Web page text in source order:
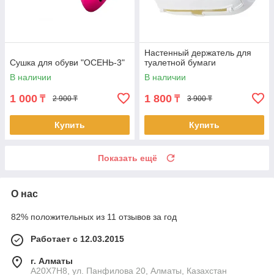
Сушка для обуви "ОСЕНЬ-3"
В наличии
1 000 ₸ 2 900 ₸
Купить
Настенный держатель для
туалетной бумаги
В наличии
1 800 ₸ 3 900 ₸
Купить
Показать ещё
О нас
82% положительных из 11 отзывов за год
Работает с 12.03.2015
г. Алматы
A20X7H8, ул. Панфилова 20, Алматы, Казахстан